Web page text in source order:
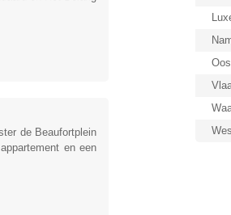
de Beaufortplein
en een